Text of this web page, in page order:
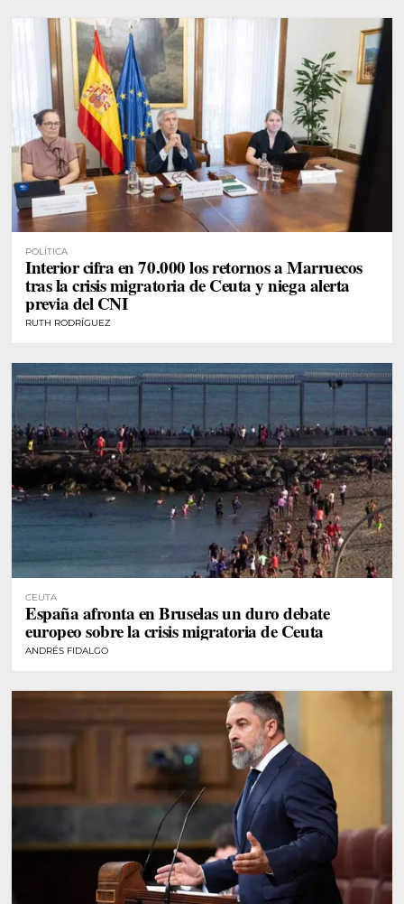
POLÍTICA
Interior cifra en 70.000 los retornos a Marruecos
tras la crisis migratoria de Ceuta y niega alerta
previa del CNI
RUTH RODRÍGUEZ
CEUTA
España afronta en Bruselas un duro debate
europeo sobre la crisis migratoria de Ceuta
ANDRÉS FIDALGO